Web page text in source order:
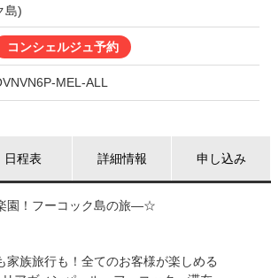
島)
コンシェルジュ予約
MEL-ALL
日程表 詳細情報 申し込み
園！フーコック島の旅―☆
家族旅行も！全てのお客様が楽しめる